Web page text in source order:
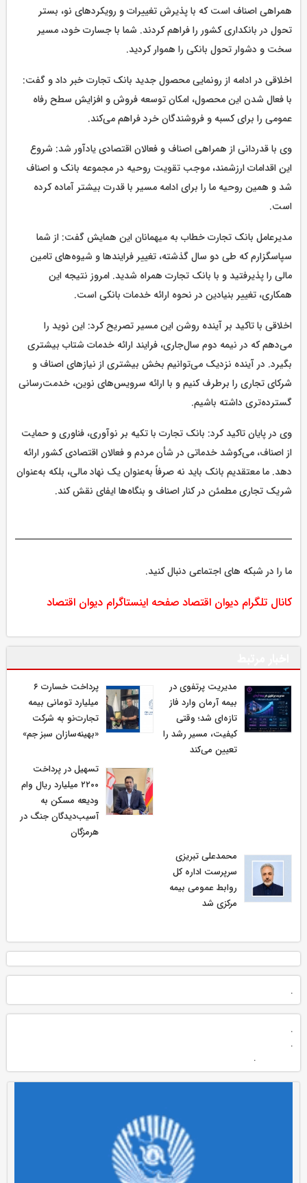
همراهی اصناف است که با پذیرش تغییرات و رویکردهای نو، بستر
تحول در بانکداری کشور را فراهم کردند. شما با جسارت خود، مسیر
سخت و دشوار تحول بانکی را هموار کردید.
اخلاقی در ادامه از رونمایی محصول جدید بانک تجارت خبر داد و گفت:
با فعال شدن این محصول، امکان توسعه فروش و افزایش سطح رفاه
عمومی را برای کسبه و فروشندگان خرد فراهم می‌کند.
وی با قدردانی از همراهی اصناف و فعالان اقتصادی یادآور شد: شروع
این اقدامات ارزشمند، موجب تقویت روحیه در مجموعه بانک و اصناف
شد و همین روحیه ما را برای ادامه مسیر با قدرت بیشتر آماده کرده
است.
مدیرعامل بانک تجارت خطاب به میهمانان این همایش گفت: از شما
سپاسگزارم که طی دو سال گذشته، تغییر فرایندها و شیوه‌های تامین
مالی را پذیرفتید و با بانک تجارت همراه شدید. امروز نتیجه این
همکاری، تغییر بنیادین در نحوه ارائه خدمات بانکی است.
اخلاقی با تاکید بر آینده روشن این مسیر تصریح کرد: این نوید را
می‌دهم که در نیمه دوم سال‌جاری، فرایند ارائه خدمات شتاب بیشتری
بگیرد. در آینده نزدیک می‌توانیم بخش بیشتری از نیازهای اصناف و
شرکای تجاری را برطرف کنیم و با ارائه سرویس‌های نوین، خدمت‌رسانی
گسترده‌تری داشته باشیم.
وی در پایان تاکید کرد: بانک تجارت با تکیه بر نوآوری، فناوری و حمایت
از اصناف، می‌کوشد خدماتی در شأن مردم و فعالان اقتصادی کشور ارائه
دهد. ما معتقدیم بانک باید نه صرفاً به‌عنوان یک نهاد مالی، بلکه به‌عنوان
شریک تجاری مطمئن در کنار اصناف و بنگاه‌ها ایفای نقش کند.
ما را در شبکه های اجتماعی دنبال کنید.
کانال تلگرام دیوان اقتصاد صفحه اینستاگرام دیوان اقتصاد
مدیریت پرتفوی در
بیمه آرمان وارد فاز
تازه‌ای شد؛ وقتی
کیفیت، مسیر رشد را
تعیین می‌کند
پرداخت خسارت ۶
میلیارد تومانی بیمه
تجارت‌نو به شرکت
«بهینه‌سازان سبز جم»
تسهیل در پرداخت
۲۲۰۰ میلیارد ریال وام
ودیعه مسکن به
آسیب‌دیدگان جنگ در
هرمزگان
محمدعلی تبریزی
سرپرست اداره كل
روابط عمومی بیمه
مركزی شد
.
.
.
.